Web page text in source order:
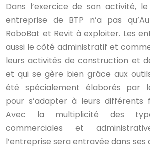
Dans l’exercice de son activité, le
entreprise de BTP n’a pas
RoboBat et Revit à exploiter. Les
aussi le côté administratif et
leurs activités de construction et
et qui se gère bien grâce aux
été spécialement élaborés par
pour s’adapter à leurs différents
Avec la multiplicité des
commerciales et
l’entreprise sera entravée dans ses